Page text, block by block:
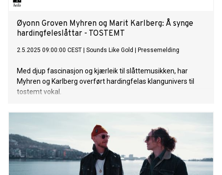
Øyonn Groven Myhren og Marit Karlberg: Å synge
hardingfeleslåttar - TOSTEMT
2.5.2025 09:00:00 CEST Sounds Like Gold Pressemelding
Med djup fascinasjon og kjærleik til slåttemusikken, har
Myhren og Karlberg overført hardingfelas klangunivers til
tostemt vokal.